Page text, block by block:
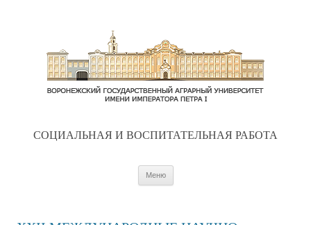
CОЦИАЛЬНАЯ И ВОСПИТАТЕЛЬНАЯ РАБОТА
Меню